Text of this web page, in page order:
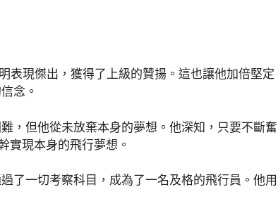
表現傑出，獲得了上級的贊揚。這也讓他加倍堅定
念。
，但他從未放棄本身的夢想。他深知，只要不斷奮
實現本身的飛行夢想。
了一切考察科目，成為了一名及格的飛行員。他用